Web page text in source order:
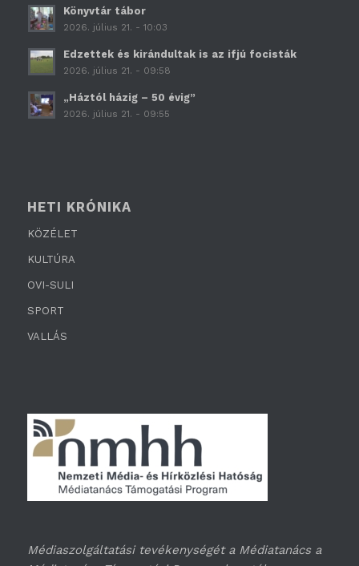
Könyvtár tábor
2026. július 21. - 10:03
Edzettek és kirándultak is az ifjú focisták
2026. július 21. - 09:58
„Háztól házig – 50 évig”
2026. július 21. - 09:55
HETI KRÓNIKA
KÖZÉLET
KULTÚRA
OVI-SULI
SPORT
VALLÁS
Médiaszolgáltatási tevékenységét a Médiatanács a